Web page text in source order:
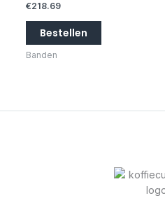
€218.69
Bestellen
Banden